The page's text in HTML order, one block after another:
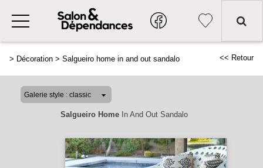
> Décoration > Salgueiro home in and out sandalo << Retour
Salgueiro HomeIn And Out Sandalo